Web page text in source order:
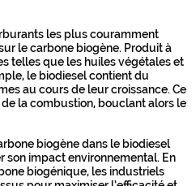
les plus couramment
le carbone biogène. Produit à
telles que les huiles végétales et
le biodiesel contient du
au cours de leur croissance. Ce
la combustion, bouclant alors le
biogène dans le biodiesel
son impact environnemental. En
biogénique, les industriels